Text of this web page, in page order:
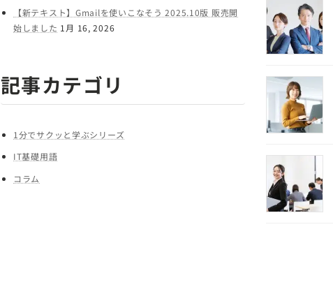
【新テキスト】Gmailを使いこなそう 2025.10版 販売開
始しました 1月 16, 2026
記事カテゴリ
1分でサクッと学ぶシリーズ
IT基礎用語
コラム